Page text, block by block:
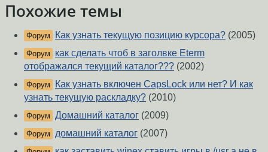
Похожие темы
Форум Как узнать текущую позицию курсора? (2005)
Форум
как сделать чтоб в заголвке Eterm
отображался текущий каталог??? (2002)
Форум
Как узнать включен CapsLock или нет? И как
узнать текущую раскладку? (2010)
Форум Домашний каталог (2009)
Форум домашний каталог (2007)